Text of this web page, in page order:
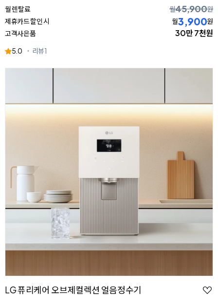
월 렌탈료 월45,900원
제휴카드 할인 시
월3,900원
고객사은품
30만 7천원
5.0 리뷰1
LG 퓨리케어 오브제컬렉션 얼음정수기